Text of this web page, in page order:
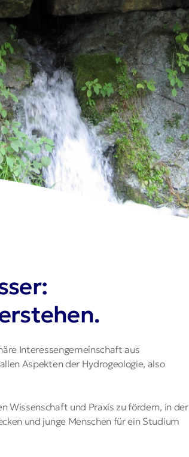
Grundwasser
und Netzwerke
Interessengemeinschaft aus
Aspekten der Hydrogeologie, also
Wissenschaft und Praxis zu fördern, in der
und junge Menschen für ein Studium